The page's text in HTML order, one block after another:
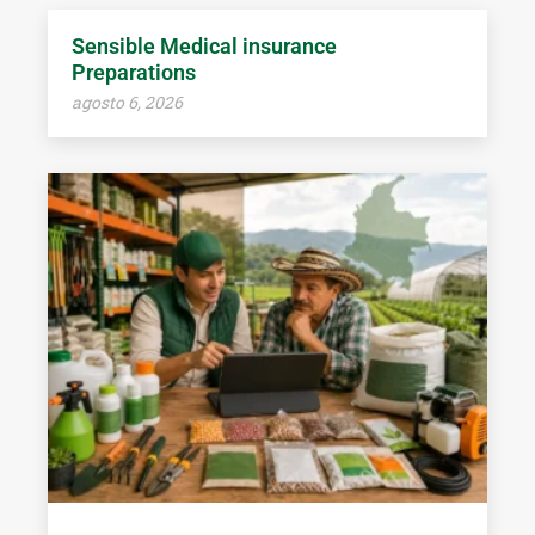
Sensible Medical insurance
Preparations
agosto 6, 2026